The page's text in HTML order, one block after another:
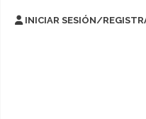
INICIAR SESIÓN/